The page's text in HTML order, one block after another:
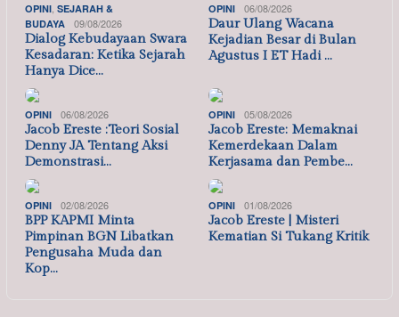
OPINI SEJARAH &
BUDAYA
09/08/2026
Dialog Kebudayaan Swara
Kesadaran: Ketika Sejarah
Hanya Dice…
OPINI 06/08/2026
Daur Ulang Wacana
Kejadian Besar di Bulan
Agustus I ET Hadi …
OPINI 06/08/2026
Jacob Ereste :Teori Sosial
Denny JA Tentang Aksi
Demonstrasi…
OPINI 05/08/2026
Jacob Ereste: Memaknai
Kemerdekaan Dalam
Kerjasama dan Pembe…
OPINI 02/08/2026
BPP KAPMI Minta
Pimpinan BGN Libatkan
Pengusaha Muda dan
Kop…
OPINI 01/08/2026
Jacob Ereste | Misteri
Kematian Si Tukang Kritik